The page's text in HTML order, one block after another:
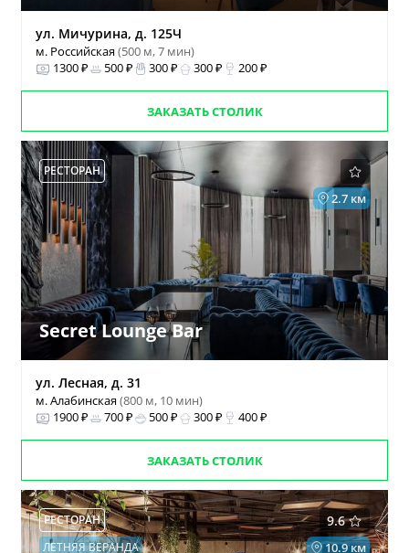
ул. Мичурина, д. 125Ч
м. Российская(500 м, 7 мин)
1300 ₽
500 ₽ 300 ₽ 300 ₽ 200 ₽
ЗАКАЗАТЬ СТОЛИК
РЕСТОРАН
2.7 км
Secret Lounge Bar
ул. Лесная, д. 31
м. Алабинская(800 м, 10 мин)
1900 ₽
700 ₽ 500 ₽ 300 ₽ 400 ₽
ЗАКАЗАТЬ СТОЛИК
9.6
РЕСТОРАН
10.9 км
ЛЕТНЯЯ ВЕРАНДА